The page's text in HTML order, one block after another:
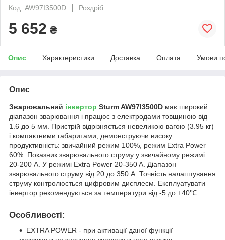
Код: AW97I3500D
Роздріб
5 652 ₴
Опис Характеристики Доставка Оплата Умови
Опис
Зварювальний інвертор Sturm AW97I3500D має широкий
діапазон зварювання і працює з електродами товщиною від
1.6 до 5 мм. Пристрій відрізняється невеликою вагою (3.95 кг)
і компактними габаритами, демонструючи високу
продуктивність: звичайний режим 100%, режим Extra Power
60%. Показник зварювального струму у звичайному режимі
20-200 А. У режимі Extra Power 20-350 A. Діапазон
зварювального струму від 20 до 350 А. Точність налаштування
струму контролюється цифровим дисплеєм. Експлуатувати
інвертор рекомендується за температури від -5 до +40℃.
Особливості:
EXTRA POWER - при активації даної функції